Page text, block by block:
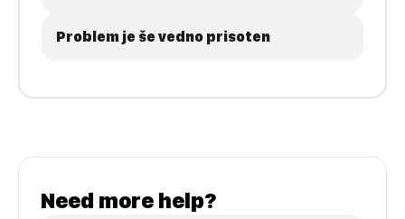
Problem je še vedno prisoten
Need more help?